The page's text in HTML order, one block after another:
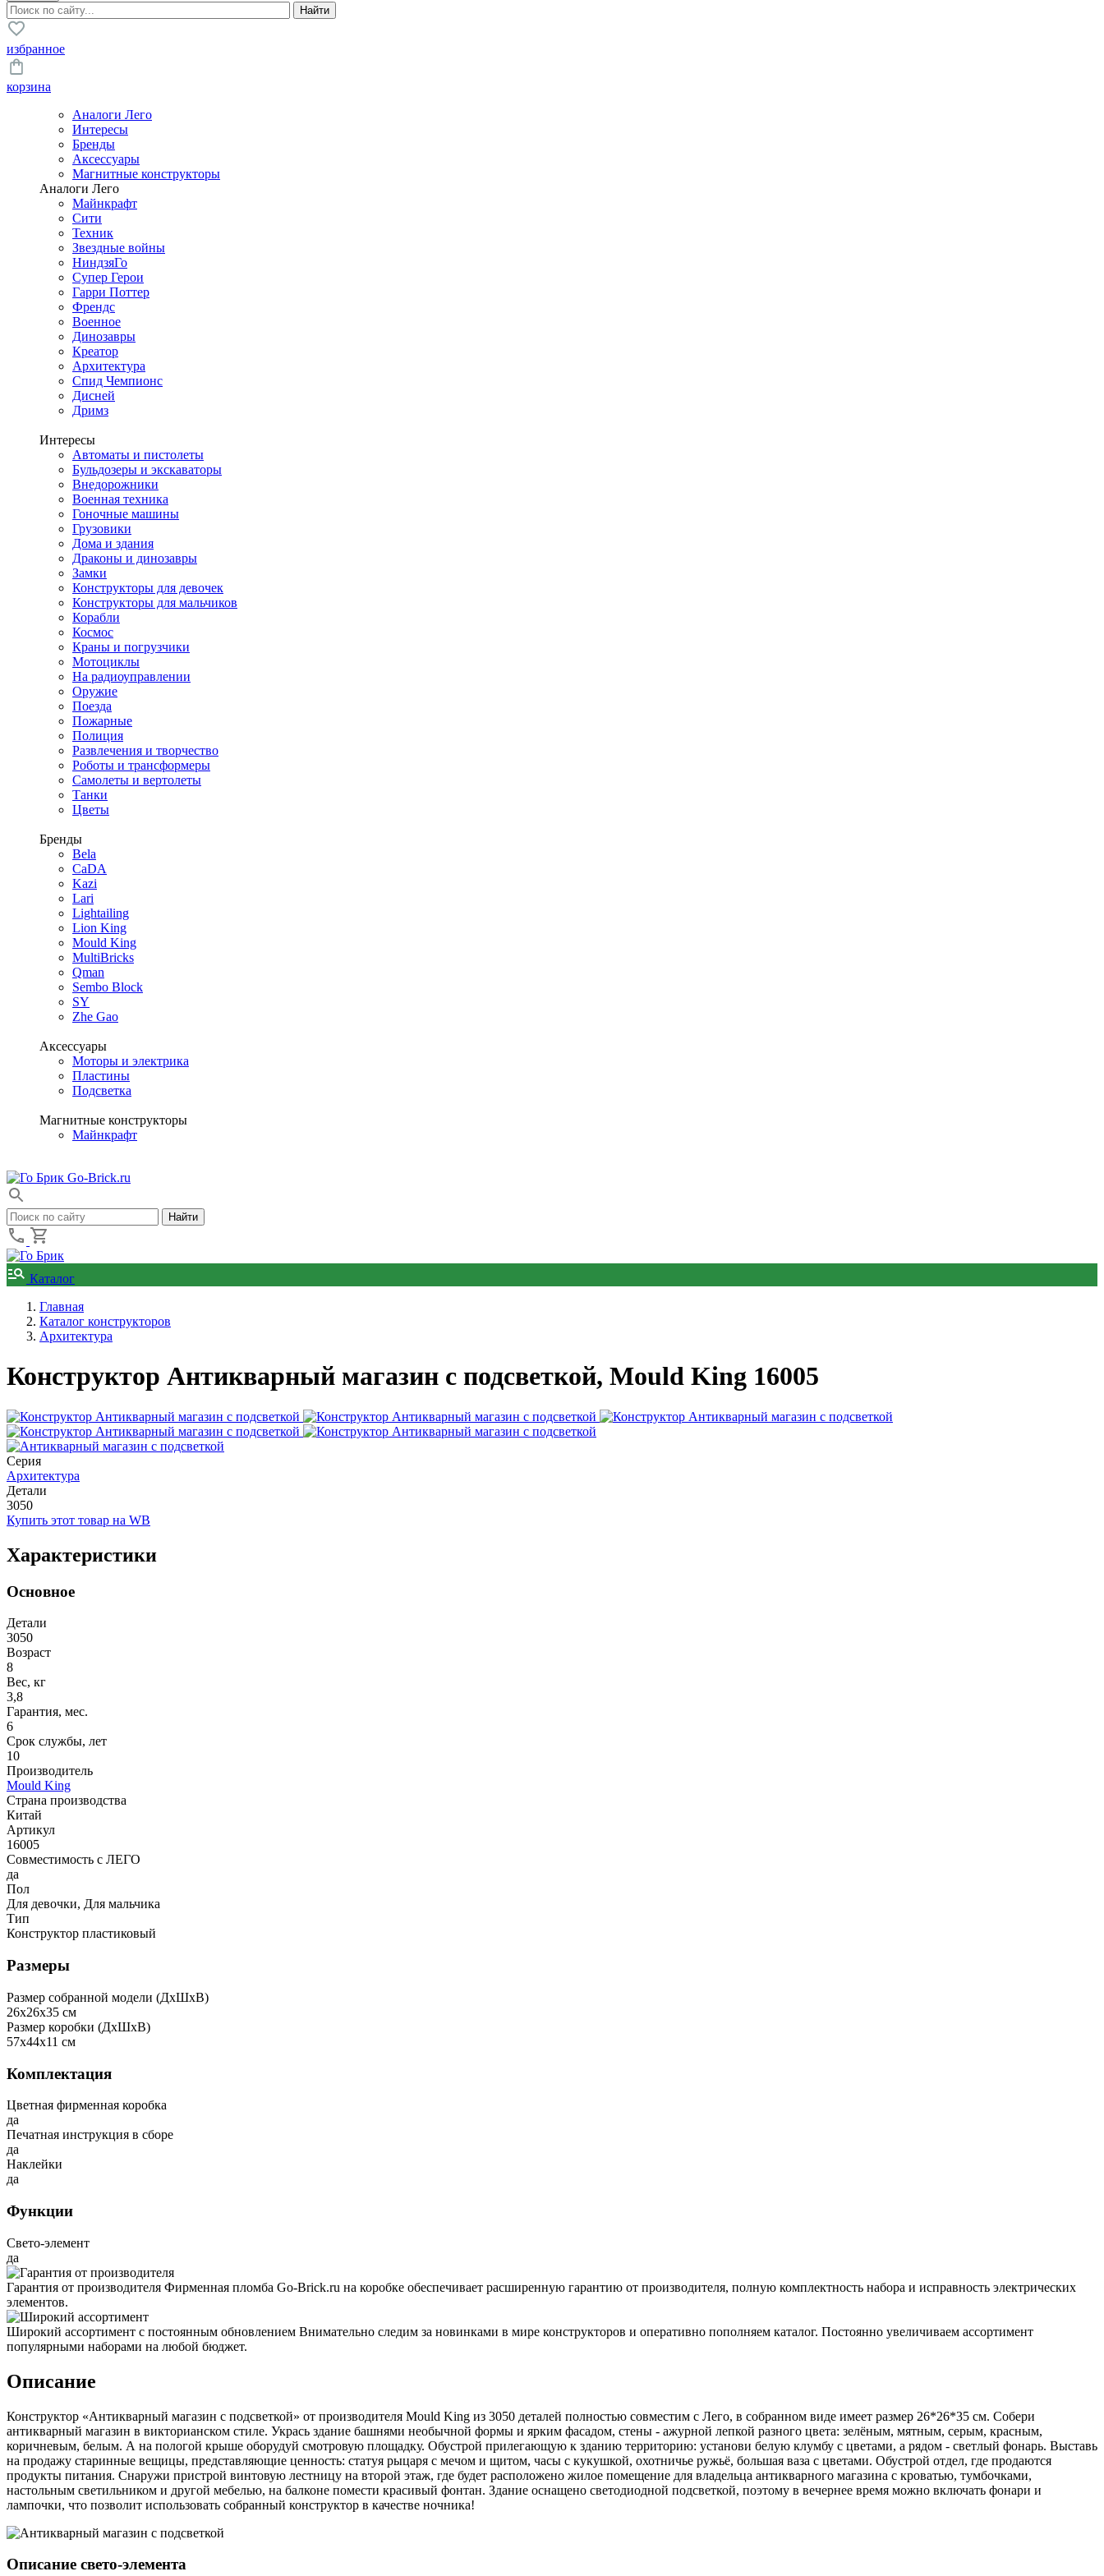
избранное
корзина
Аналоги Лего
Интересы
Бренды
Аксессуары
Магнитные конструкторы
Аналоги Лего
Майнкрафт
Сити
Техник
Звездные войны
НиндзяГо
Супер Герои
Гарри Поттер
Френдс
Военное
Динозавры
Креатор
Архитектура
Спид Чемпионс
Дисней
Дримз
Интересы
Автоматы и пистолеты
Бульдозеры и экскаваторы
Внедорожники
Военная техника
Гоночные машины
Грузовики
Дома и здания
Драконы и динозавры
Замки
Конструкторы для девочек
Конструкторы для мальчиков
Корабли
Космос
Краны и погрузчики
Мотоциклы
На радиоуправлении
Оружие
Поезда
Пожарные
Полиция
Развлечения и творчество
Роботы и трансформеры
Самолеты и вертолеты
Танки
Цветы
Бренды
Bela
CaDA
Kazi
Lari
Lightailing
Lion King
Mould King
MultiBricks
Qman
Sembo Block
SY
Zhe Gao
Аксессуары
Моторы и электрика
Пластины
Подсветка
Магнитные конструкторы
Майнкрафт
Go-Brick.ru
Каталог
Главная
Каталог конструкторов
Архитектура
Конструктор Антикварный магазин с подсветкой, Mould King 16005
Серия
Архитектура
Детали
3050
Купить этот товар на WB
Характеристики
Основное
Детали
3050
Возраст
8
Вес, кг
3,8
Гарантия, мес.
6
Срок службы, лет
10
Производитель
Mould King
Страна производства
Китай
Артикул
16005
Совместимость с ЛЕГО
да
Пол
Для девочки, Для мальчика
Тип
Конструктор пластиковый
Размеры
Размер собранной модели (ДxШxВ)
26x26x35 см
Размер коробки (ДxШxВ)
57x44x11 см
Комплектация
Цветная фирменная коробка
да
Печатная инструкция в сборе
да
Наклейки
да
Функции
Свето-элемент
да
Гарантия от производителя Фирменная пломба Go-Brick.ru на коробке обеспечивает расширенную гарантию от производителя, полную комплектность набора и исправность электрических
элементов.
Широкий ассортимент с постоянным обновлением Внимательно следим за новинками в мире конструкторов и оперативно пополняем каталог. Постоянно увеличиваем ассортимент
популярными наборами на любой бюджет.
Описание
Конструктор «Антикварный магазин с подсветкой» от производителя Mould King из 3050 деталей полностью совместим с Лего, в собранном виде имеет размер 26*26*35 см. Собери
антикварный магазин в викторианском стиле. Укрась здание башнями необычной формы и ярким фасадом, стены - ажурной лепкой разного цвета: зелёным, мятным, серым, красным,
коричневым, белым. А на пологой крыше оборудуй смотровую площадку. Обустрой прилегающую к зданию территорию: установи белую клумбу с цветами, а рядом - светлый фонарь. Выставь
на продажу старинные вещицы, представляющие ценность: статуя рыцаря с мечом и щитом, часы с кукушкой, охотничье ружьё, большая ваза с цветами. Обустрой отдел, где продаются
продукты питания. Снаружи пристрой винтовую лестницу на второй этаж, где будет расположено жилое помещение для владельца антикварного магазина с кроватью, тумбочками,
настольным светильником и другой мебелью, на балконе помести красивый фонтан. Здание оснащено светодиодной подсветкой, поэтому в вечернее время можно включать фонари и
лампочки, что позволит использовать собранный конструктор в качестве ночника!
Описание свето-элемента